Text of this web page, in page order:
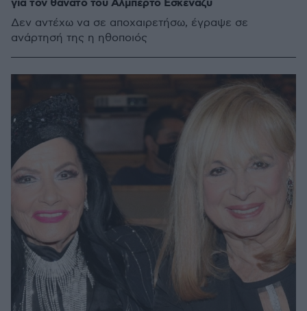
για τον θάνατο του Αλμπέρτο Εσκενάζυ
Δεν αντέχω να σε αποχαιρετήσω, έγραψε σε
ανάρτησή της η ηθοποιός